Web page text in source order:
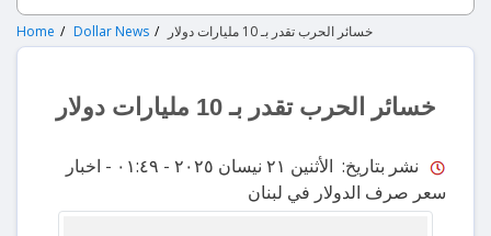
Home Dollar News خسائر الحرب تقدر بـ 10 مليارات دولار
خسائر الحرب تقدر بـ 10 مليارات دولار
نشر بتاريخ: الأثنين ٢١ نيسان ٢٠٢٥ - ٠١:٤٩
- اخبار
سعر صرف الدولار في لبنان